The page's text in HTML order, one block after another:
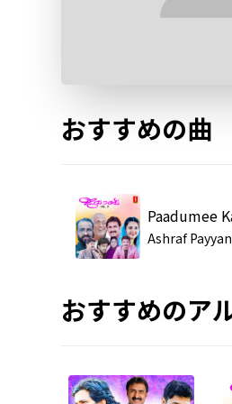
おすすめの曲
Paadumee
おすすめのア